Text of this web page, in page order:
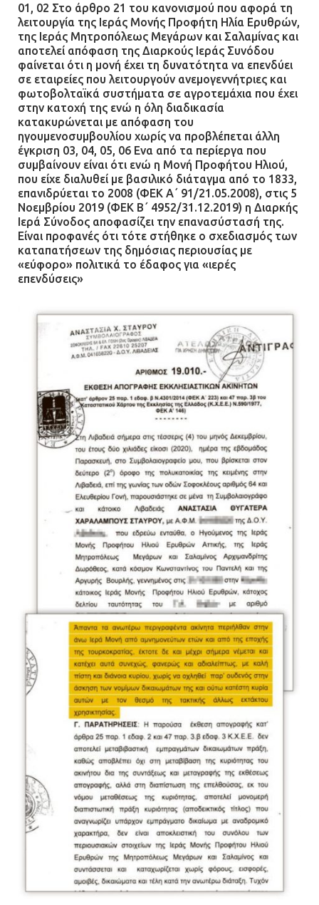
01, 02 Στο άρθρο 21 του κανονισμού που αφορά τη
λειτουργία της Ιεράς Μονής Προφήτη Ηλία Ερυθρών,
της Ιεράς Μητροπόλεως Μεγάρων και Σαλαμίνας και
αποτελεί απόφαση της Διαρκούς Ιεράς Συνόδου
φαίνεται ότι η μονή έχει τη δυνατότητα να επενδύει
σε εταιρείες που λειτουργούν ανεμογεννήτριες και
φωτοβολταϊκά συστήματα σε αγροτεμάχια που έχει
στην κατοχή της ενώ η όλη διαδικασία
κατακυρώνεται με απόφαση του
ηγουμενοσυμβουλίου χωρίς να προβλέπεται άλλη
έγκριση 03, 04, 05, 06 Ενα από τα περίεργα που
συμβαίνουν είναι ότι ενώ η Μονή Προφήτου Ηλιού,
που είχε διαλυθεί με βασιλικό διάταγμα από το 1833,
επανιδρύεται το 2008 (ΦΕΚ Α΄ 91/21.05.2008), στις 5
Νοεμβρίου 2019 (ΦΕΚ Β΄ 4952/31.12.2019) η Διαρκής
Ιερά Σύνοδος αποφασίζει την επανασύστασή της.
Είναι προφανές ότι τότε στήθηκε ο σχεδιασμός των
καταπατήσεων της δημόσιας περιουσίας με
«εύφορο» πολιτικά το έδαφος για «ιερές
επενδύσεις»